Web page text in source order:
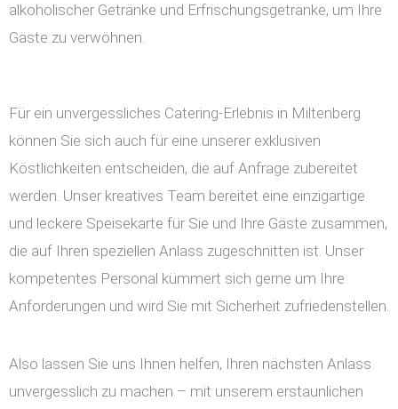
alkoholischer Getränke und Erfrischungsgetränke, um Ihre
Gäste zu verwöhnen.
Für ein unvergessliches Catering-Erlebnis in Miltenberg
können Sie sich auch für eine unserer exklusiven
Köstlichkeiten entscheiden, die auf Anfrage zubereitet
werden. Unser kreatives Team bereitet eine einzigartige
und leckere Speisekarte für Sie und Ihre Gäste zusammen,
die auf Ihren speziellen Anlass zugeschnitten ist. Unser
kompetentes Personal kümmert sich gerne um Ihre
Anforderungen und wird Sie mit Sicherheit zufriedenstellen.
Also lassen Sie uns Ihnen helfen, Ihren nächsten Anlass
unvergesslich zu machen – mit unserem erstaunlichen